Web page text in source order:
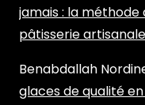
jamais : la méthode
pâtisserie
Benabdallah
glaces de qualité